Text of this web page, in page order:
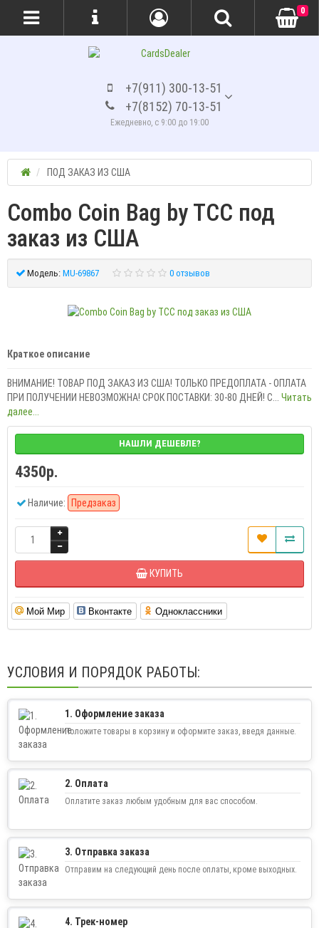
+7(911) 300-13-51
+7(8152) 70-13-51
Ежедневно, с 9:00 до 19:00
0
ПОД ЗАКАЗ ИЗ США
Combo Coin Bag by TCC под
заказ из США
Модель: MU-69867 0 отзывов
Краткое описание
ВНИМАНИЕ! ТОВАР ПОД ЗАКАЗ ИЗ США! ТОЛЬКО ПРЕДОПЛАТА - ОПЛАТА
ПРИ ПОЛУЧЕНИИ НЕВОЗМОЖНА! СРОК ПОСТАВКИ: 30-80 ДНЕЙ! C... Читать
далее...
НАШЛИ ДЕШЕВЛЕ?
4350р.
Наличие: Предзаказ
КУПИТЬ
Мой Мир Вконтакте Одноклассники
УСЛОВИЯ И ПОРЯДОК РАБОТЫ:
1. Оформление заказа
Положите товары в корзину и оформите заказ, введя данные.
2. Оплата
Оплатите заказ любым удобным для вас способом.
3. Отправка заказа
Отправим на следующий день после оплаты, кроме выходных.
4. Трек-номер